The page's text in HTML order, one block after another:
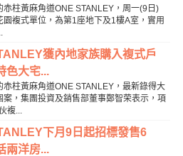
赤柱黃麻角道ONE STANLEY，周一(9日)
園複式單位，為第1座地下及1樓A室，實用
獲內地家族購入複式戶
色大宅...
赤柱黃麻角道ONE STANLEY，最新錄得大
案，集團投資及銷售部董事鄭智荣表示，項
複...
下月9日起招標發售6
洋房...